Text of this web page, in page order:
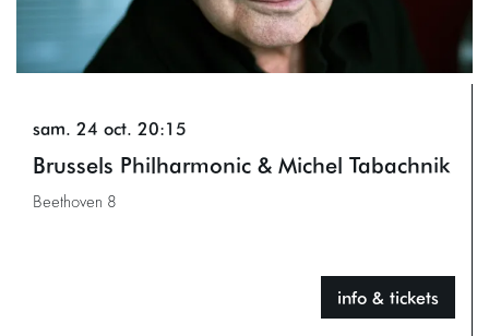
Brussels Philharmonic & Michel Tabachnik
Beethoven 8
sam. 24 oct. 20:15
info & tickets